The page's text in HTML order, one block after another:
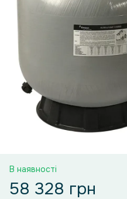
В наявності
58 328 грн